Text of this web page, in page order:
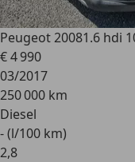
Peugeot 20081.6 hdi
€ 4 990
03/2017
250 000 km
Diesel
- (l/100 km)
2,8